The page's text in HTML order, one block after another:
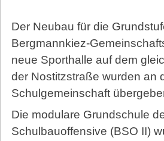
Der Neubau für die
Bergmannkiez-
neue Sporthalle auf dem
der Nostitzstraße wurden an
Schulgemeinschaft
Die modulare Grundschule
Schulbauoffensive (BSO II)